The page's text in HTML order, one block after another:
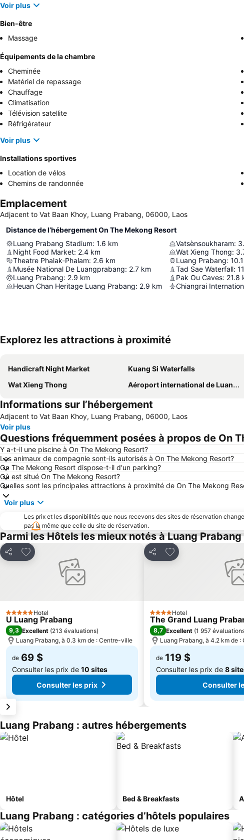
Voir plus
Bien-être
Massage
Équipements de la chambre
Cheminée
Matériel de repassage
Chauffage
Climatisation
Télévision satellite
Réfrigérateur
Voir plus
Installations sportives
Location de vélos
Chemins de randonnée
Emplacement
Adjacent to Vat Baan Khoy, Luang Prabang, 06000, Laos
Distance de l’hébergement On The Mekong Resort
Luang Prabang Stadium: 1.6 km
Night Food Market: 2.4 km
Theatre Phalak-Phalam: 2.6 km
Musée National De Luangprabang: 2.7 km
Luang Prabang: 2.9 km
Heuan Chan Heritage Luang Prabang: 2.9 km
Vatsènsoukharam:
Wat Xieng Thong:
Luang Prabang: 10.1
Tad Sae Waterfall:
Pak Ou Caves: 21.8
Chiangrai
Explorez les attractions à proximité
Handicraft Night Market Kuang Si Waterfalls
Wat Xieng Thong
Aéroport international de Luang Prabang
Informations sur l’hébergement
Adjacent to Vat Baan Khoy, Luang Prabang, 06000, Laos
Voir plus
Questions fréquemment posées à propos de On
Y a-t-il une piscine à On The Mekong Resort?
Les animaux de compagnie sont-ils autorisés à On The Mekong Resort?
On The Mekong Resort dispose-t-il d'un parking?
Où est situé On The Mekong Resort?
Quelles sont les principales attractions à proximité de On The Mekong
Voir plus
Les prix et les disponibilités que nous recevons des sites de réservation
pas la même que celle du site de réservation.
Parmi les Hôtels les mieux notés à Luang Prabang
Partager
Ajouter à mes favoris
5 Étoiles Hotel
U Luang Prabang
9,3 Excellent (213 évaluations)
Luang Prabang, à 0.3 km de : Centre-ville
de 69 $
Consulter les prix de 10 sites
Consulter les prix
Partager
Ajouter à mes favoris
4 ÉtoilesHotel
The Grand Luang
8,7 Excellent (1 957
Luang Prabang, à 4.2 km de
de 119 $
Consulter les prix de 8
Consulter
Luang Prabang : autres hébergements
Hôtel Bed & Breakfasts
Luang Prabang : catégories d’hôtels populaires